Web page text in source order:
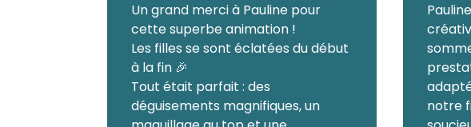
Un grand merci à Pauline pour
cette superbe animation !
Les filles se sont éclatées du début
à la fin 🎉
Tout était parfait : des
déguisements magnifiques, un
notre